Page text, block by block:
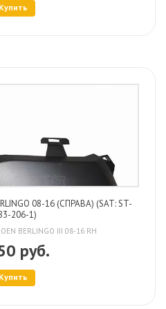
Купить
08-16 (СПРАВА) (SAT: ST-
206-1)
BERLINGO III 08-16 RH
руб.
Купить